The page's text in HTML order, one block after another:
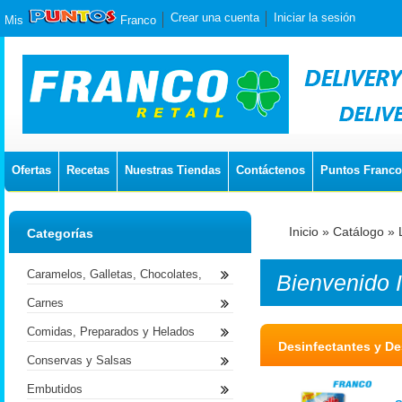
Mis Franco Crear una cuenta Iniciar la sesión
Ofertas Recetas Nuestras Tiendas Contáctenos Puntos Franco
Inicio » Catálogo »
Bienvenido
Desinfectantes y
Categorías
Caramelos, Galletas, Chocolates,
Carnes
Comidas, Preparados y Helados
Conservas y Salsas
Embutidos